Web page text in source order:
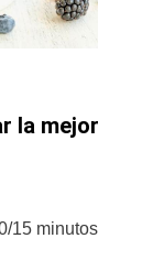
la mejor
15 minutos